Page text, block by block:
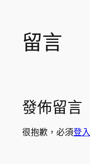
留言
發佈留言
很抱歉，必須登入